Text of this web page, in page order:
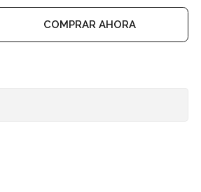
COMPRAR AHORA